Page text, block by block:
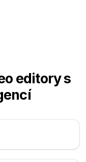
editory s